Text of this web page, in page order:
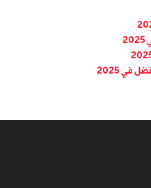
في 2025